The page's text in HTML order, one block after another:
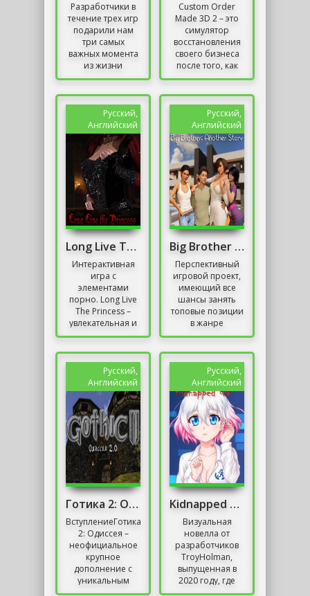
Разработчики в
течение трех игр
подарили нам
три самых
важных момента
из жизни
великого воина и
в своей жизни
прошел...
Custom Order
Made 3D 2 – это
симулятор
восстановления
своего бизнеса
после того, как
его угробил
владение
полностью...
Русский,
Английский
Long Live The Princess
Интерактивная
игра с
элементами
порно. Long Live
The Princess –
увлекательная и
интерактивная
визуалом и
крутым сюжетом.
Игра...
Русский,
Английский
Big Brother Another Story Скачать
Перспективный
игровой проект,
имеющий все
шансы занять
топовые позиции
в жанре
эротических
аудитория у игры
строго 18+....
Русский,
Английский
Готика 2: Одиссея / Gothic 2: Odyssey
ВступлениеГотика
2: Одиссея –
неофициальное
крупное
дополнение с
уникальным
сюжетом,
Русский,
Английский
Kidnapped Girl
Визуальная
новелла от
разработчиков
TroyHolman,
выпущенная в
2020 году, где
пользователи